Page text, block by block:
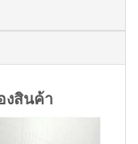
งสินค้า